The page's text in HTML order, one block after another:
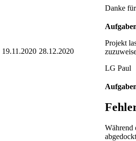
Danke
19.11.2020 28.12.2020
Projekt
LG Paul
Während